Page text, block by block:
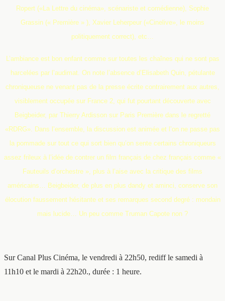
Ropert («La Lettre du cinéma», scénariste et comédienne), Sophie
Grassin (« Première » ), Xavier Leherpeur («Cinelive», le moins
politiquement correct), etc…
L’ambiance est bon enfant comme sur toutes les chaînes qui ne sont pas
harcelées par l’audimat. On note l’absence d’Elisabeth Quin, pétulante
chroniqueuse ne venant pas de la presse écrite contrairement aux autres,
visiblement occupée sur France 2, qui fut pourtant découverte avec
Beigbeider, par Thierry Ardisson sur Paris Première dans le regretté
«RDRG». Dans l’ensemble, la discussion est animée et l’on ne passe pas
la pommade sur tout ce qui sort bien qu’on sente certains chroniqueurs
assez frileux à l’idée de contrer un film français de chez français comme «
Fauteuils d’orchestre », plus à l’aise avec la critique des films
américains… Beigbeider, de plus en plus dandy et aminci, conserve son
élocution faussement hésitante et ses remarques second degré : mondain
mais lucide… Un peu comme Truman Capote non ?
Sur Canal Plus Cinéma, le vendredi à 22h50, rediff le samedi à
11h10 et le mardi à 22h20., durée : 1 heure.